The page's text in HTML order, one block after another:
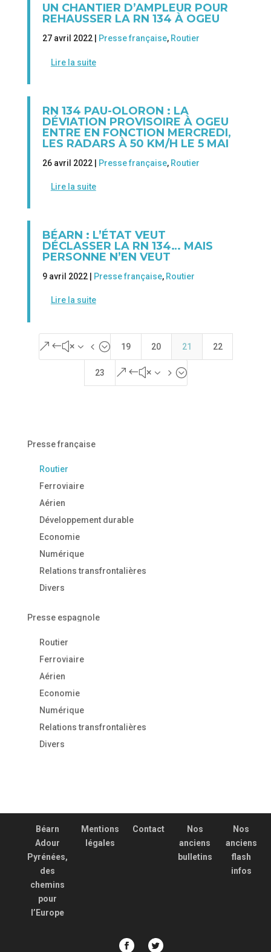
UN CHANTIER D’AMPLEUR POUR
REHAUSSER LA RN 134 À OGEU
27 avril 2022 | Presse française, Routier
Lire la suite
RN 134 PAU-OLORON : LA
DÉVIATION PROVISOIRE À OGEU
ENTRE EN FONCTION MERCREDI,
LES RADARS À 50 KM/H LE 5 MAI
26 avril 2022 | Presse française, Routier
Lire la suite
BÉARN : L’ÉTAT VEUT
DÉCLASSER LA RN 134… MAIS
PERSONNE N’EN VEUT
9 avril 2022 | Presse française, Routier
Lire la suite
&#x34; 19 20 21 22
23 &#x35;
Presse française
Routier
Ferroviaire
Aérien
Développement durable
Economie
Numérique
Relations transfrontalières
Divers
Presse espagnole
Routier
Ferroviaire
Aérien
Economie
Numérique
Relations transfrontalières
Divers
Béarn
Adour
Pyrénées,
des
chemins
pour
l’Europe
Mentions
légales
Contact
Nos
anciens
bulletins
Nos
anciens
flash
infos